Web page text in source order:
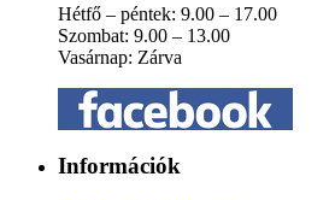
Hétfő – péntek: 9.00 – 17.00
Szombat: 9.00 – 13.00
Vasárnap: Zárva
Információk